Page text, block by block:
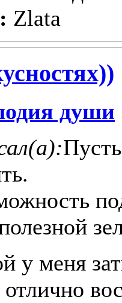
Zlata
души
у меня
отлично